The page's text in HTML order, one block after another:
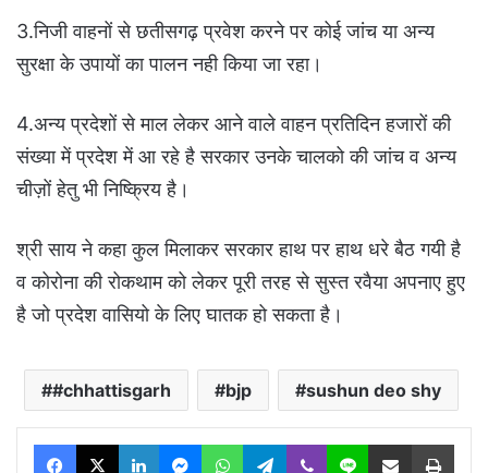
3.निजी वाहनों से छतीसगढ़ प्रवेश करने पर कोई जांच या अन्य
सुरक्षा के उपायों का पालन नही किया जा रहा।
4.अन्य प्रदेशों से माल लेकर आने वाले वाहन प्रतिदिन हजारों की
संख्या में प्रदेश में आ रहे है सरकार उनके चालको की जांच व अन्य
चीज़ों हेतु भी निष्क्रिय है।
श्री साय ने कहा कुल मिलाकर सरकार हाथ पर हाथ धरे बैठ गयी है
व कोरोना की रोकथाम को लेकर पूरी तरह से सुस्त रवैया अपनाए हुए
है जो प्रदेश वासियो के लिए घातक हो सकता है।
#chhattisgarh bjp sushun deo shy
Facebook
X LinkedInMessengerWhatsAppTelegram
Viber Line Share via Email Print